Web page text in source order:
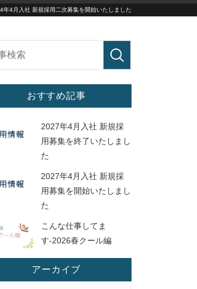
年4月入社 新規採用二次募集を開始いたしました
おすすめ記事
2027年4月入社 新規採
用募集を終了いたしまし
た
2027年4月入社 新規採
用募集を開始いたしまし
た
こんな仕事してま
す-2026春クール編
アーカイブ